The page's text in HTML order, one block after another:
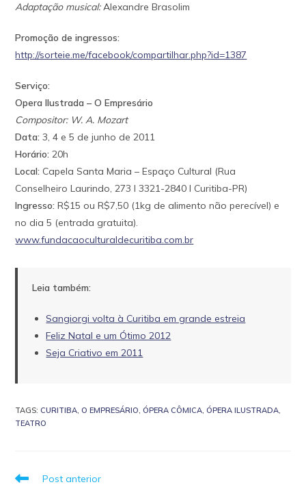
Adaptação musical:Alexandre Brasolim
Promoção de ingressos:
http://sorteie.me/facebook/compartilhar.php?id=1387
Serviço:
Opera Ilustrada – O Empresário
Compositor: W. A. Mozart
Data: 3, 4 e 5 de junho de 2011
Horário: 20h
Local: Capela Santa Maria – Espaço Cultural (Rua
Conselheiro Laurindo, 273 I 3321-2840 I Curitiba-PR)
Ingresso: R$15 ou R$7,50 (1kg de alimento não perecível) e
no dia 5 (entrada gratuita).
www.fundacaoculturaldecuritiba.com.br
Leia também:
Sangiorgi volta à Curitiba em grande estreia
Feliz Natal e um Ótimo 2012
Seja Criativo em 2011
TAGS: CURITIBA, O EMPRESÁRIO, ÓPERA CÔMICA, ÓPERA ILUSTRADA,
TEATRO
Leia
Post anterior